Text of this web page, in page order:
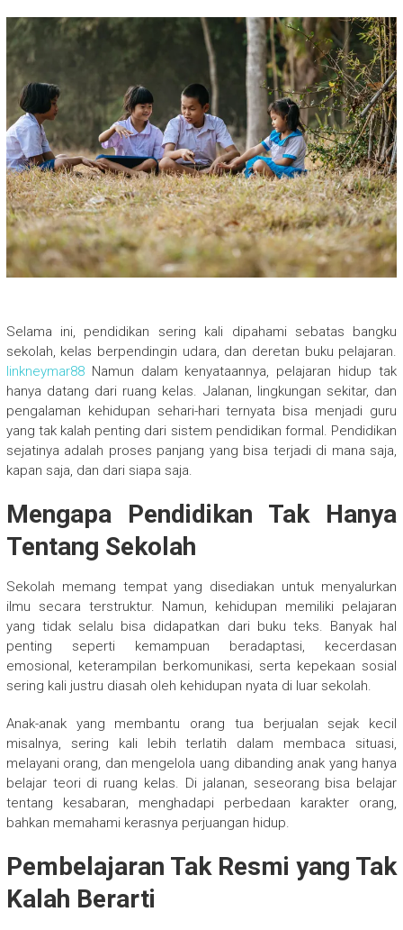
Selama ini, pendidikan sering kali dipahami sebatas bangku
sekolah, kelas berpendingin udara, dan deretan buku pelajaran.
linkneymar88Namun dalam kenyataannya, pelajaran hidup tak
hanya datang dari ruang kelas. Jalanan, lingkungan sekitar, dan
pengalaman kehidupan sehari-hari ternyata bisa menjadi guru
yang tak kalah penting dari sistem pendidikan formal. Pendidikan
sejatinya adalah proses panjang yang bisa terjadi di mana saja,
kapan saja, dan dari siapa saja.
Mengapa Pendidikan Tak Hanya
Tentang Sekolah
Sekolah memang tempat yang disediakan untuk menyalurkan
ilmu secara terstruktur. Namun, kehidupan memiliki pelajaran
yang tidak selalu bisa didapatkan dari buku teks. Banyak hal
penting seperti kemampuan beradaptasi, kecerdasan
emosional, keterampilan berkomunikasi, serta kepekaan sosial
sering kali justru diasah oleh kehidupan nyata di luar sekolah.
Anak-anak yang membantu orang tua berjualan sejak kecil
misalnya, sering kali lebih terlatih dalam membaca situasi,
melayani orang, dan mengelola uang dibanding anak yang hanya
belajar teori di ruang kelas. Di jalanan, seseorang bisa belajar
tentang kesabaran, menghadapi perbedaan karakter orang,
bahkan memahami kerasnya perjuangan hidup.
Pembelajaran Tak Resmi yang Tak
Kalah Berarti